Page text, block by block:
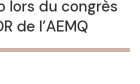
lors du congrès
de l’AEMQ